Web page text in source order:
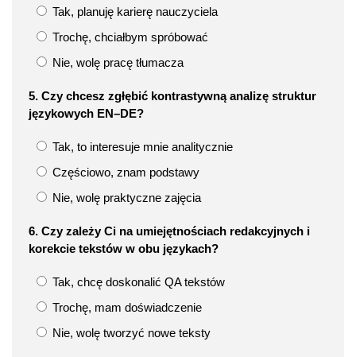
Tak, planuję karierę nauczyciela
Trochę, chciałbym spróbować
Nie, wolę pracę tłumacza
5. Czy chcesz zgłębić kontrastywną analizę struktur
językowych EN–DE?
Tak, to interesuje mnie analitycznie
Częściowo, znam podstawy
Nie, wolę praktyczne zajęcia
6. Czy zależy Ci na umiejętnościach redakcyjnych i
korekcie tekstów w obu językach?
Tak, chcę doskonalić QA tekstów
Trochę, mam doświadczenie
Nie, wolę tworzyć nowe teksty